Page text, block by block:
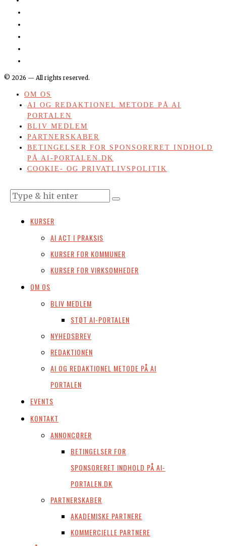
© 2026 — All rights reserved.
OM OS
AI OG REDAKTIONEL METODE PÅ AI
PORTALEN
BLIV MEDLEM
PARTNERSKABER
BETINGELSER FOR SPONSORERET INDHOLD
PÅ AI-PORTALEN.DK
COOKIE- OG PRIVATLIVSPOLITIK
KURSER
AI ACT I PRAKSIS
KURSER FOR KOMMUNER
KURSER FOR VIRKSOMHEDER
OM OS
BLIV MEDLEM
STØT AI-PORTALEN
NYHEDSBREV
REDAKTIONEN
AI OG REDAKTIONEL METODE PÅ AI
PORTALEN
EVENTS
KONTAKT
ANNONCØRER
BETINGELSER FOR
SPONSORERET INDHOLD PÅ AI-
PORTALEN.DK
PARTNERSKABER
AKADEMISKE PARTNERE
KOMMERCIELLE PARTNERE